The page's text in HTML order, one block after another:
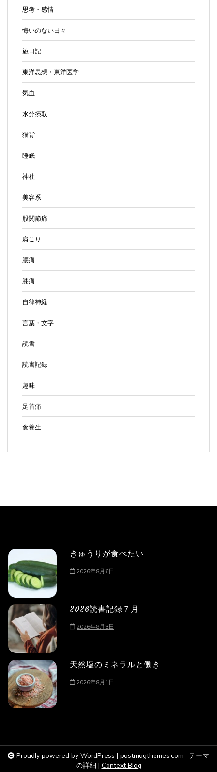
思考・感情
悔いのない日々
旅日記
東洋思想・東洋医学
気血
水分摂取
猫背
睡眠
神社
美容系
股関節痛
肩こり
腰痛
膝痛
自律神経
言葉・文字
読書
読書記録
趣味
足首痛
食養生
きゅうりが食べたい
2026年8月6日
2026読書記録７月
2026年8月3日
天然塩のミネラルと働き
2026年8月1日
Proudly powered by WordPress | postmagthemes.com | テーマ
の詳細 | Context Blog